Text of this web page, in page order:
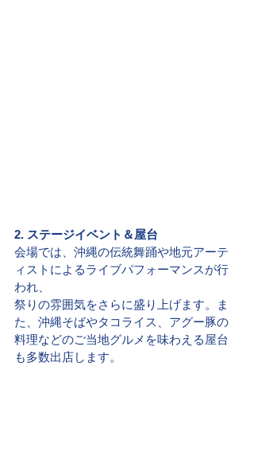
2. ステージイベント＆屋台
会場では、沖縄の伝統舞踊や地元アーテ
ィストによるライブパフォーマンスが行
われ、
祭りの雰囲気をさらに盛り上げます。ま
た、沖縄そばやタコライス、アグー豚の
料理などのご当地グルメを味わえる屋台
も多数出店します。